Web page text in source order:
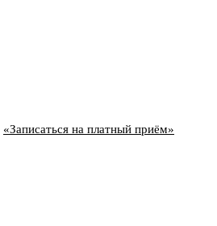
«Записаться на платный приём»